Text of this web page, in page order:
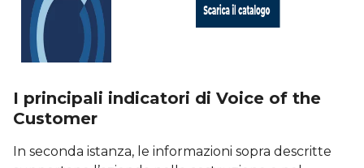
I principali indicatori di Voice of the
Customer
In seconda istanza, le informazioni sopra descritte